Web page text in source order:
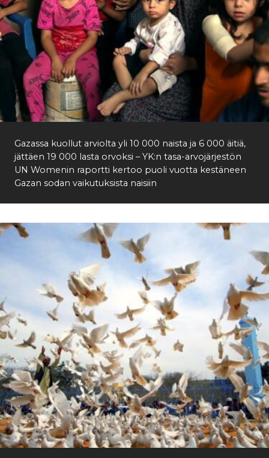
Gazassa kuollut arviolta yli 10 000 naista ja 6 000 äitiä,
jättäen 19 000 lasta orvoksi – YK:n tasa-arvojärjestön
UN Womenin raportti kertoo puoli vuotta kestäneen
Gazan sodan vaikutuksista naisiin